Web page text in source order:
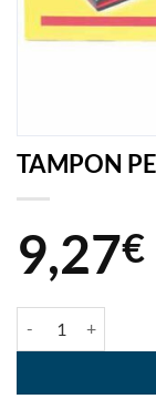
TAMPON
9,27€